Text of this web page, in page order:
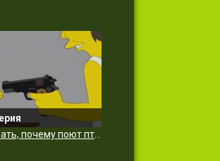
Я не желаю знать, почему поют птицы в клетках